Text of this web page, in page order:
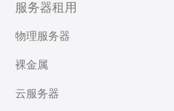
服务器租用
物理服务器
裸金属
云服务器